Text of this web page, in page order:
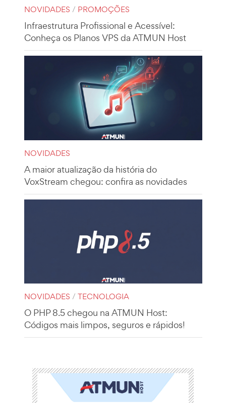
NOVIDADES / PROMOÇÕES
Infraestrutura Profissional e Acessível:
Conheça os Planos VPS da ATMUN Host
NOVIDADES
A maior atualização da história do
VoxStream chegou: confira as novidades
NOVIDADES / TECNOLOGIA
O PHP 8.5 chegou na ATMUN Host:
Códigos mais limpos, seguros e rápidos!